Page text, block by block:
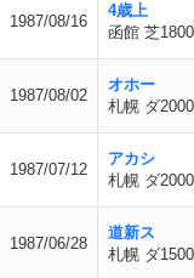
1987/08/16
4歳上
函館 芝
1987/08/02
オホー
札幌 ダ
1987/07/12
アカシ
札幌 ダ
1987/06/28
道新ス
札幌 ダ